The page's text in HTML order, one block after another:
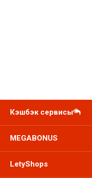
Кэшбэк сервисы
MEGABONUS
LetyShops